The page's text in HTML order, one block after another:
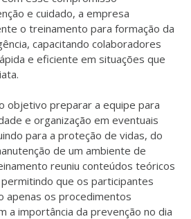
e cuidado, a empresa
o treinamento para formação da
capacitando colaboradores
e eficiente em situações que
objetivo preparar a equipe para
e organização em eventuais
para a proteção de vidas, do
de um ambiente de
reuniu conteúdos teóricos
que os participantes
apenas os procedimentos
a importância da prevenção no dia